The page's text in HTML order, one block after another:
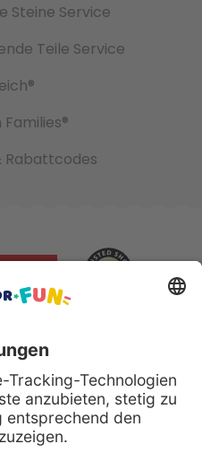
Steine Service
Teile Service
Rabattcodes
mit: